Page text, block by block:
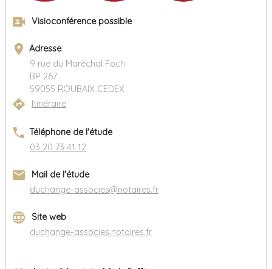
video_camera_front Visioconférence possible
place Adresse
9 rue du Maréchal Foch
BP 267
59055 ROUBAIX CEDEX
directions Itinéraire
phone Téléphone de l'étude
03 20 73 41 12
email
Mail de l'étude
duchange-associes@notaires.fr
language
Site web
duchange-associes.notaires.fr